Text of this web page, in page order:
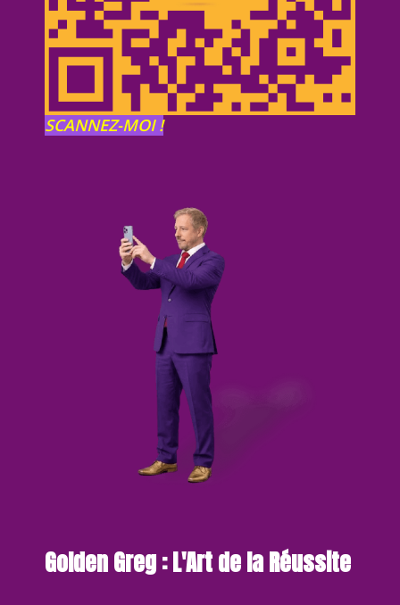
SCANNEZ-MOI !
Golden Greg : L'Art de la Réussite